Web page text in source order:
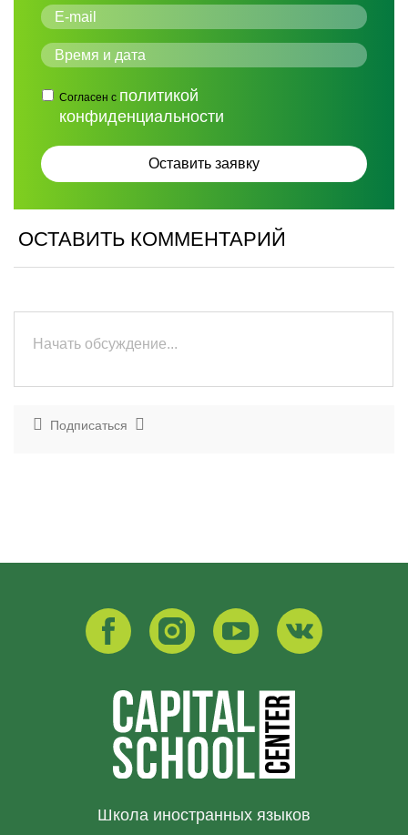
Согласен с политикой
конфиденциальности
ОСТАВИТЬ КОММЕНТАРИЙ
Подписаться
Школа иностранных языков